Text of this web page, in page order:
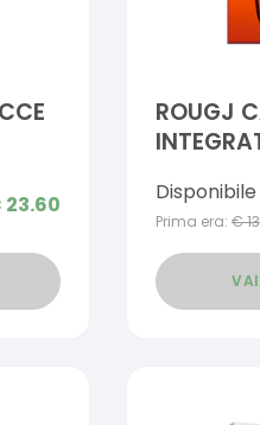
23.60
ROUGJ
Disponibile
Prima era: €